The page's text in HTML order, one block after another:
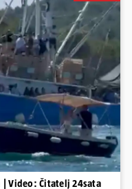
kada su se pojedini
upaljenim bakljama.
dodatno pridonijelo
održat će se i
u popodnevnim
| Video: Čitatelj 24sata